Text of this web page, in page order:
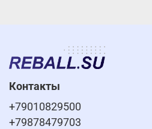
Контакты
+79010829500
+79878479703